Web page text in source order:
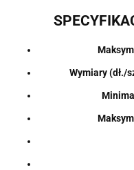
Wymiary (dł./